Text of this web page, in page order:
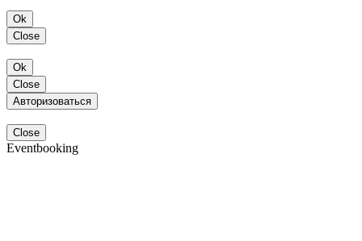
Ok
Close
Ok
Close
Авторизоваться
Close
Eventbooking